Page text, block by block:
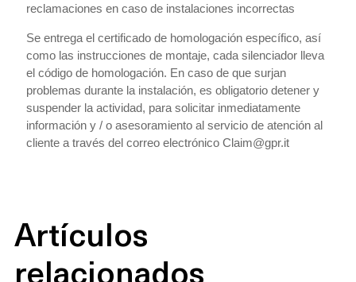
reclamaciones en caso de instalaciones incorrectas
Se entrega el certificado de homologación específico, así
como las instrucciones de montaje, cada silenciador lleva
el código de homologación. En caso de que surjan
problemas durante la instalación, es obligatorio detener y
suspender la actividad, para solicitar inmediatamente
información y / o asesoramiento al servicio de atención al
cliente a través del correo electrónico Claim@gpr.it
Artículos